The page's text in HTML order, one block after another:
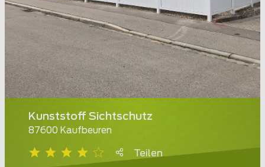
Kunststoff Sichtschutz
87600 Kaufbeuren
Teilen